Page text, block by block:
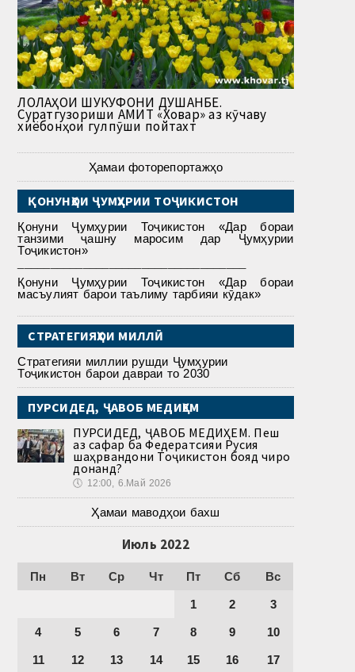
ЛОЛАҲОИ ШУКУФОНИ ДУШАНБЕ.
Суратгузориши АМИТ «Ховар» аз кӯчаву
хиёбонҳои гулпӯши пойтахт
Ҳамаи фоторепортажҳо
ҚОНУНҲОИ ҶУМҲУРИИ ТОҶИКИСТОН
Қонуни Ҷумҳурии Тоҷикистон «Дар бораи
танзими ҷашну маросим дар Ҷумҳурии
Тоҷикистон»
Қонуни Ҷумҳурии Тоҷикистон «Дар бораи
масъулият барои таълиму тарбияи кӯдак»
СТРАТЕГИЯҲОИ МИЛЛӢ
Стратегияи миллии рушди Ҷумҳурии
Тоҷикистон барои давраи то 2030
ПУРСИДЕД, ҶАВОБ МЕДИҲЕМ
ПУРСИДЕД, ҶАВОБ МЕДИҲЕМ. Пеш
аз сафар ба Федератсияи Русия
шаҳрвандони Тоҷикистон бояд чиро
донанд?
🕔 12:00, 6.Май 2026
Ҳамаи маводҳои бахш
Июль 2022
Пн Вт Ср Чт Пт Сб Вс
1 2 3
4 5 6 7 8 9 10
11 12 13 14 15 16 17